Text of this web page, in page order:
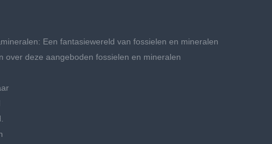
Een fantasiewereld van fossielen en mineralen
over deze aangeboden fossielen en mineralen